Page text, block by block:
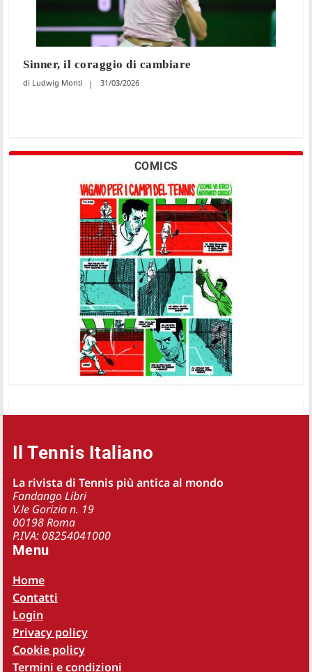
Sinner, il coraggio di cambiare
Ludwig Monti 31/03/2026
COMICS
Il Tennis Italiano
La rivista di Tennis più antica al mondo
Fandango Libri
V.le Gorizia n. 19
00198 Roma
P.IVA: 08254041000
Menu
Home
Contatti
Login
Privacy policy
Cookie policy
Termini e condizioni